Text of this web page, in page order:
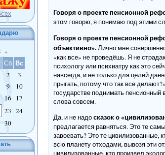
»
Сб Вс
2
3
9
10
16 17
23 24
30
Говоря о проекте пенсионной
этом говорю, я понимаю под этими
Говоря о проекте пенсионной
объективно».Лично мне
«как все» не проведёшь. Я не
психологу или психиатру как это
навсегда, и не только для целей
прыгать, потому что так все
государстве поднимать пенсионный
слова совсем.
Да, и не надосказок о
предлагается равняться. Это те
завоевать? Это те цивилизованные,
всю планету отходами, вывозя эти
цивилизованные, кто произвел